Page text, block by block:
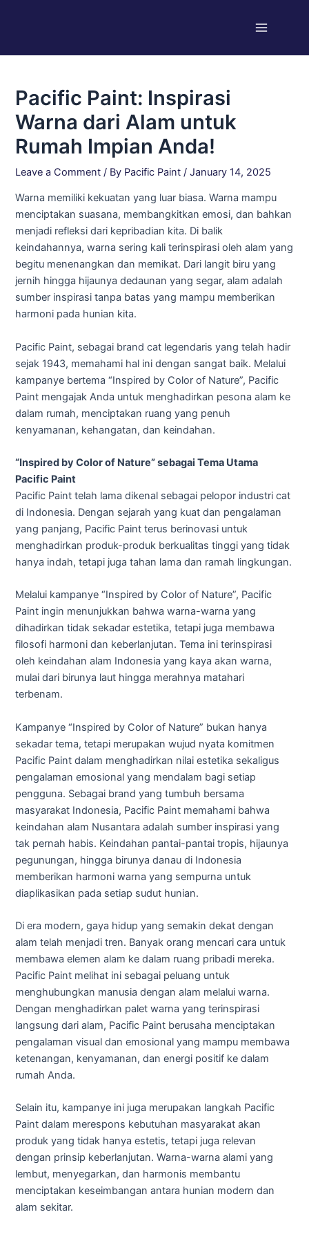
Pacific Paint: Inspirasi
Warna dari Alam untuk
Rumah Impian Anda!
Leave a Comment / By Pacific Paint/January 14, 2025
Warna memiliki kekuatan yang luar biasa. Warna mampu
menciptakan suasana, membangkitkan emosi, dan bahkan
menjadi refleksi dari kepribadian kita. Di balik
keindahannya, warna sering kali terinspirasi oleh alam yang
begitu menenangkan dan memikat. Dari langit biru yang
jernih hingga hijaunya dedaunan yang segar, alam adalah
sumber inspirasi tanpa batas yang mampu memberikan
harmoni pada hunian kita.
Pacific Paint, sebagai brand cat legendaris yang telah hadir
sejak 1943, memahami hal ini dengan sangat baik. Melalui
kampanye bertema “Inspired by Color of Nature”, Pacific
Paint mengajak Anda untuk menghadirkan pesona alam ke
dalam rumah, menciptakan ruang yang penuh
kenyamanan, kehangatan, dan keindahan.
“Inspired by Color of Nature” sebagai Tema Utama
Pacific Paint
Pacific Paint telah lama dikenal sebagai pelopor industri cat
di Indonesia. Dengan sejarah yang kuat dan pengalaman
yang panjang, Pacific Paint terus berinovasi untuk
menghadirkan produk-produk berkualitas tinggi yang tidak
hanya indah, tetapi juga tahan lama dan ramah lingkungan.
Melalui kampanye “Inspired by Color of Nature”, Pacific
Paint ingin menunjukkan bahwa warna-warna yang
dihadirkan tidak sekadar estetika, tetapi juga membawa
filosofi harmoni dan keberlanjutan. Tema ini terinspirasi
oleh keindahan alam Indonesia yang kaya akan warna,
mulai dari birunya laut hingga merahnya matahari
terbenam.
Kampanye “Inspired by Color of Nature” bukan hanya
sekadar tema, tetapi merupakan wujud nyata komitmen
Pacific Paint dalam menghadirkan nilai estetika sekaligus
pengalaman emosional yang mendalam bagi setiap
pengguna. Sebagai brand yang tumbuh bersama
masyarakat Indonesia, Pacific Paint memahami bahwa
keindahan alam Nusantara adalah sumber inspirasi yang
tak pernah habis. Keindahan pantai-pantai tropis, hijaunya
pegunungan, hingga birunya danau di Indonesia
memberikan harmoni warna yang sempurna untuk
diaplikasikan pada setiap sudut hunian.
Di era modern, gaya hidup yang semakin dekat dengan
alam telah menjadi tren. Banyak orang mencari cara untuk
membawa elemen alam ke dalam ruang pribadi mereka.
Pacific Paint melihat ini sebagai peluang untuk
menghubungkan manusia dengan alam melalui warna.
Dengan menghadirkan palet warna yang terinspirasi
langsung dari alam, Pacific Paint berusaha menciptakan
pengalaman visual dan emosional yang mampu membawa
ketenangan, kenyamanan, dan energi positif ke dalam
rumah Anda.
Selain itu, kampanye ini juga merupakan langkah Pacific
Paint dalam merespons kebutuhan masyarakat akan
produk yang tidak hanya estetis, tetapi juga relevan
dengan prinsip keberlanjutan. Warna-warna alami yang
lembut, menyegarkan, dan harmonis membantu
menciptakan keseimbangan antara hunian modern dan
alam sekitar.